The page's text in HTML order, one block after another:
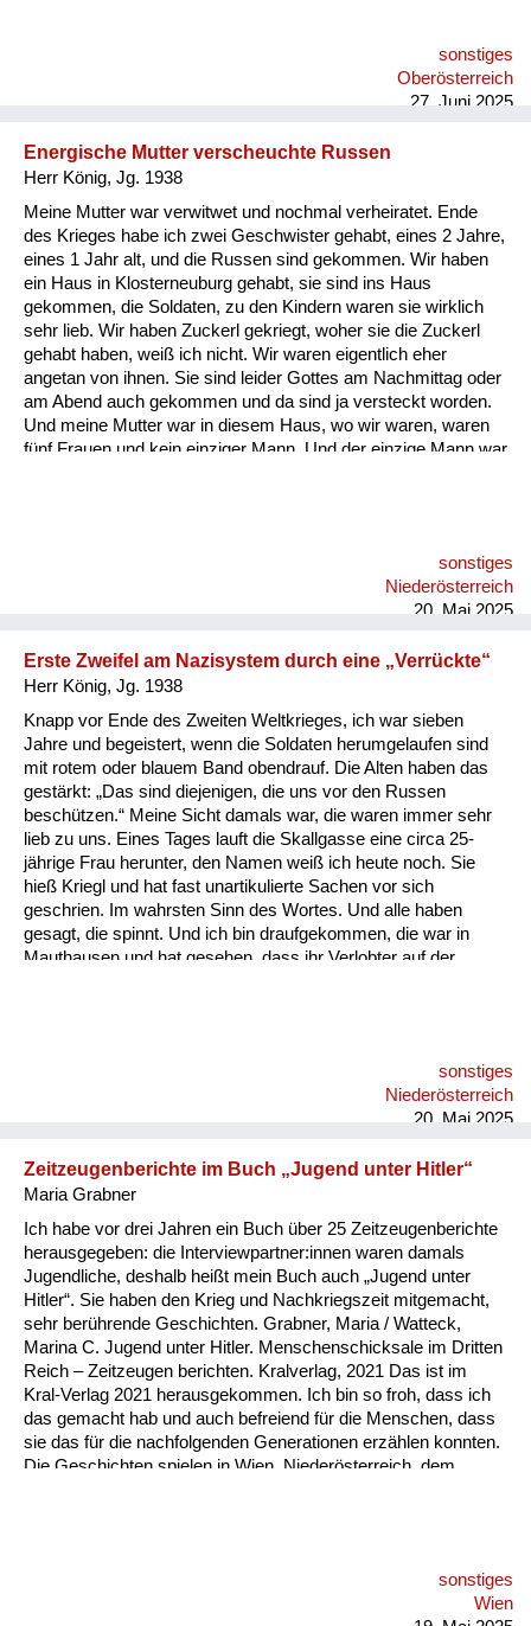
sonstiges
Oberösterreich
27. Juni 2025
Energische Mutter verscheuchte Russen
Herr König, Jg. 1938
Meine Mutter war verwitwet und nochmal verheiratet. Ende
des Krieges habe ich zwei Geschwister gehabt, eines 2 Jahre,
eines 1 Jahr alt, und die Russen sind gekommen. Wir haben
ein Haus in Klosterneuburg gehabt, sie sind ins Haus
gekommen, die Soldaten, zu den Kindern waren sie wirklich
sehr lieb. Wir haben Zuckerl gekriegt, woher sie die Zuckerl
gehabt haben, weiß ich nicht. Wir waren eigentlich eher
angetan von ihnen. Sie sind leider Gottes am Nachmittag oder
am Abend auch gekommen und da sind ja versteckt worden.
Und meine Mutter war in diesem Haus, wo wir waren, waren
fünf Frauen und kein einziger Mann. Und der einzige Mann war
Die Russen sind da!“ und „Kommandatura“. Und tatsächlich
sind in den meisten Fällen Minuten nachher ist ein Wagen
sonstiges
Niederösterreich
20. Mai 2025
Erste Zweifel am Nazisystem durch eine „Verrückte“
Herr König, Jg. 1938
Knapp vor Ende des Zweiten Weltkrieges, ich war sieben
Jahre und begeistert, wenn die Soldaten herumgelaufen sind
mit rotem oder blauem Band obendrauf. Die Alten haben das
gestärkt: „Das sind diejenigen, die uns vor den Russen
beschützen.“ Meine Sicht damals war, die waren immer sehr
lieb zu uns. Eines Tages lauft die Skallgasse eine circa 25-
jährige Frau herunter, den Namen weiß ich heute noch. Sie
hieß Kriegl und hat fast unartikulierte Sachen vor sich
geschrien. Im wahrsten Sinn des Wortes. Und alle haben
gesagt, die spinnt. Und ich bin draufgekommen, die war in
Mauthausen und hat gesehen, dass ihr Verlobter auf der
sonstiges
Niederösterreich
20. Mai 2025
Zeitzeugenberichte im Buch „Jugend unter Hitler“
Maria Grabner
Ich habe vor drei Jahren ein Buch über 25 Zeitzeugenberichte
herausgegeben: die Interviewpartner:innen waren damals
Jugendliche, deshalb heißt mein Buch auch „Jugend unter
Hitler“. Sie haben den Krieg und Nachkriegszeit mitgemacht,
sehr berührende Geschichten. Grabner, Maria / Watteck,
Marina C. Jugend unter Hitler. Menschenschicksale im Dritten
Reich – Zeitzeugen berichten. Kralverlag, 2021 Das ist im
Kral-Verlag 2021 herausgekommen. Ich bin so froh, dass ich
das gemacht hab und auch befreiend für die Menschen, dass
sie das für die nachfolgenden Generationen erzählen konnten.
Die Geschichten spielen in Wien, Niederösterreich, dem
sonstiges
Wien